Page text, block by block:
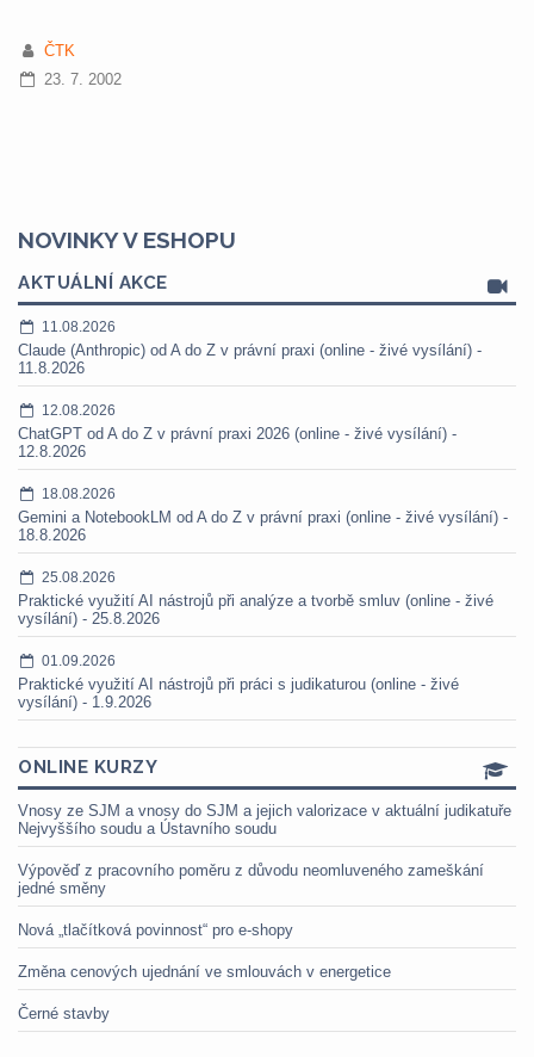
ČTK
23. 7. 2002
NOVINKY V ESHOPU
AKTUÁLNÍ AKCE
11.08.2026
Claude (Anthropic) od A do Z v právní praxi (online - živé vysílání) -
11.8.2026
12.08.2026
ChatGPT od A do Z v právní praxi 2026 (online - živé vysílání) -
12.8.2026
18.08.2026
Gemini a NotebookLM od A do Z v právní praxi (online - živé vysílání) -
18.8.2026
25.08.2026
Praktické využití AI nástrojů při analýze a tvorbě smluv (online - živé
vysílání) - 25.8.2026
01.09.2026
Praktické využití AI nástrojů při práci s judikaturou (online - živé
vysílání) - 1.9.2026
ONLINE KURZY
Vnosy ze SJM a vnosy do SJM a jejich valorizace v aktuální judikatuře
Nejvyššího soudu a Ústavního soudu
Výpověď z pracovního poměru z důvodu neomluveného zameškání
jedné směny
Nová „tlačítková povinnost“ pro e-shopy
Změna cenových ujednání ve smlouvách v energetice
Černé stavby